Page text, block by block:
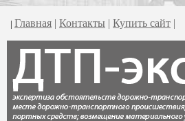
| Главная | Контакты | Купить сайт |